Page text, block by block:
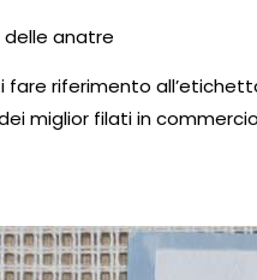
anatre
riferimento
miglior filati in